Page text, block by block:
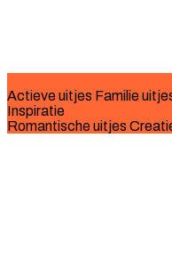
Actieve uitjes Familie
Inspiratie
Romantische uitjes